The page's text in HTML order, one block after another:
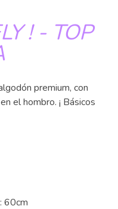
! - TOP
premium, con
el hombro. ¡ Básicos
60cm